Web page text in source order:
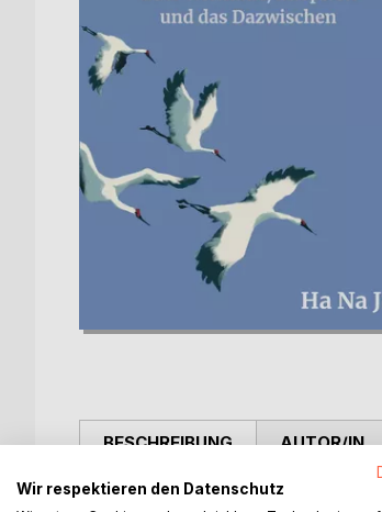
BESCHREIBUNG
In diesem Buch erzählt die Autorin
AUTOR/IN
Wir respektieren den Datenschutz